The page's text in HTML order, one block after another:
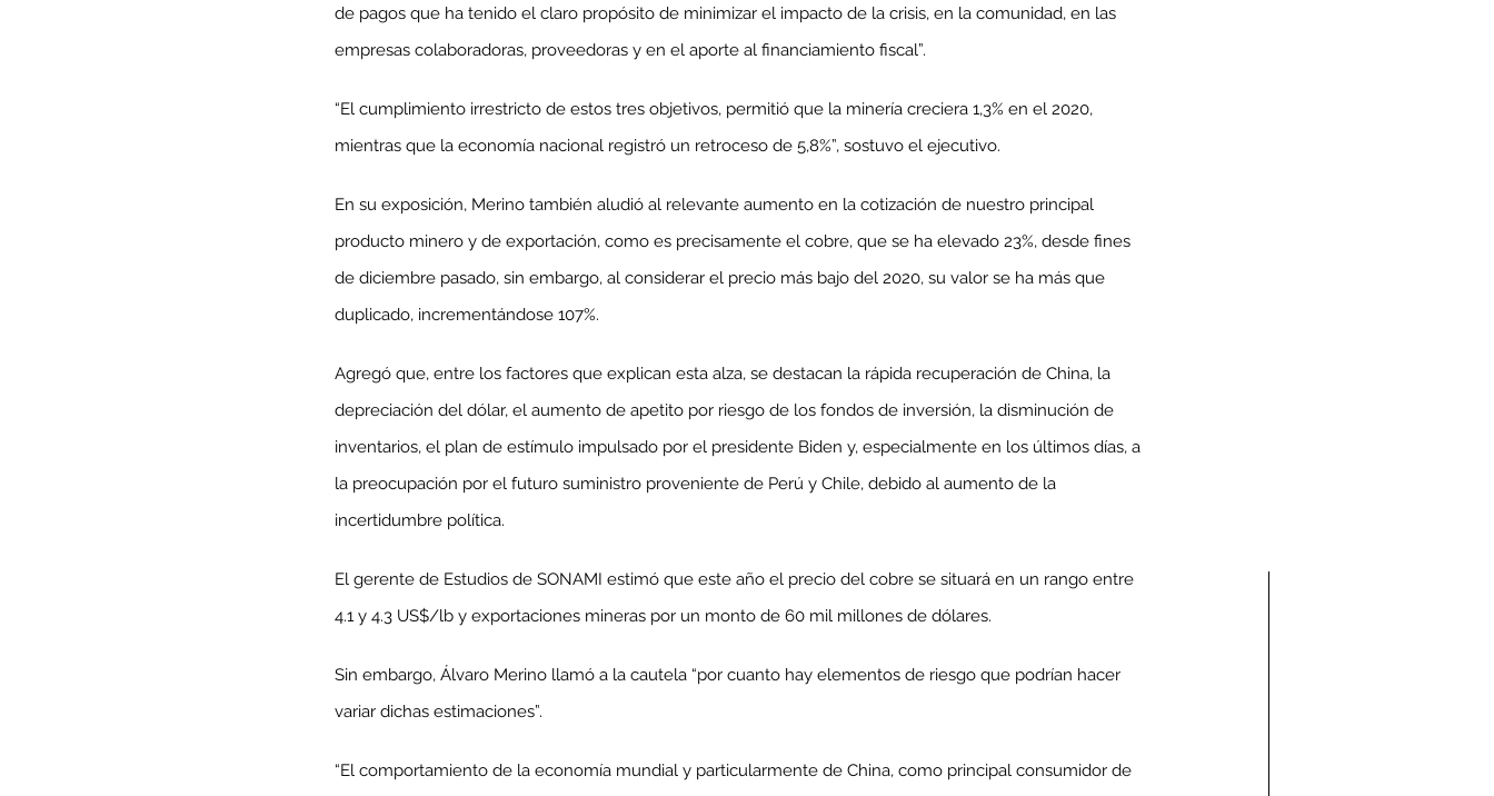
de pagos que ha tenido el claro propósito de minimizar el impacto de la crisis, en la comunidad, en las
empresas colaboradoras, proveedoras y en el aporte al financiamiento fiscal”.
“El cumplimiento irrestricto de estos tres objetivos, permitió que la minería creciera 1,3% en el 2020,
mientras que la economía nacional registró un retroceso de 5,8%”, sostuvo el ejecutivo.
En su exposición, Merino también aludió al relevante aumento en la cotización de nuestro principal
producto minero y de exportación, como es precisamente el cobre, que se ha elevado 23%, desde fines
de diciembre pasado, sin embargo, al considerar el precio más bajo del 2020, su valor se ha más que
duplicado, incrementándose 107%.
Agregó que, entre los factores que explican esta alza, se destacan la rápida recuperación de China, la
depreciación del dólar, el aumento de apetito por riesgo de los fondos de inversión, la disminución de
inventarios, el plan de estímulo impulsado por el presidente Biden y, especialmente en los últimos días, a
la preocupación por el futuro suministro proveniente de Perú y Chile, debido al aumento de la
incertidumbre política.
El gerente de Estudios de SONAMI estimó que este año el precio del cobre se situará en un rango entre
4.1 y 4.3 US$/lb y exportaciones mineras por un monto de 60 mil millones de dólares.
Sin embargo, Álvaro Merino llamó a la cautela “por cuanto hay elementos de riesgo que podrían hacer
variar dichas estimaciones”.
“El comportamiento de la economía mundial y particularmente de China, como principal consumidor de